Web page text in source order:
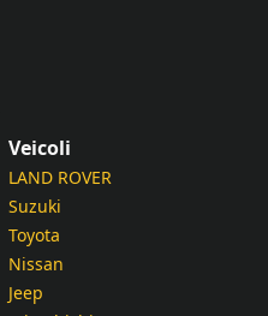
Veicoli
LAND ROVER
Suzuki
Toyota
Nissan
Jeep